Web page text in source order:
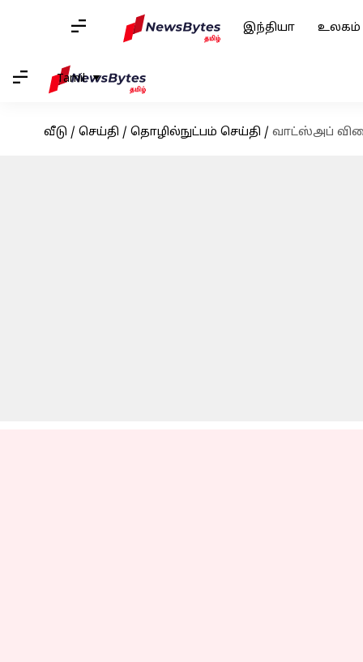
இந்தியா உலகம்
Tamil
வீடு / செய்தி / தொழில்நுட்பம் செய்தி / வாட்ஸ்அப்